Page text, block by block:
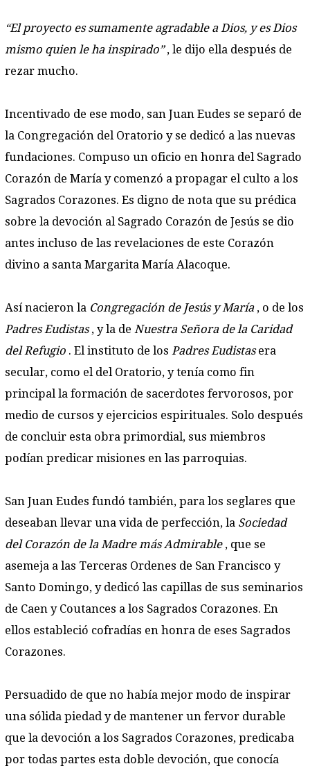
“El proyecto es sumamente agradable a Dios, y es Dios
mismo quien le ha inspirado”, le dijo ella después de
rezar mucho.
Incentivado de ese modo, san Juan Eudes se separó de
la Congregación del Oratorio y se dedicó a las nuevas
fundaciones. Compuso un oficio en honra del Sagrado
Corazón de María y comenzó a propagar el culto a los
Sagrados Corazones. Es digno de nota que su prédica
sobre la devoción al Sagrado Corazón de Jesús se dio
antes incluso de las revelaciones de este Corazón
divino a santa Margarita María Alacoque.
Así nacieron la Congregación de Jesús y María , o de los
Padres Eudistas, y la de Nuestra Señora de la Caridad
del Refugio . El instituto de los Padres Eudistasera
secular, como el del Oratorio, y tenía como fin
principal la formación de sacerdotes fervorosos, por
medio de cursos y ejercicios espirituales. Solo después
de concluir esta obra primordial, sus miembros
podían predicar misiones en las parroquias.
San Juan Eudes fundó también, para los seglares que
deseaban llevar una vida de perfección, la Sociedad
del Corazón de la Madre más Admirable , que se
asemeja a las Terceras Ordenes de San Francisco y
Santo Domingo, y dedicó las capillas de sus seminarios
de Caen y Coutances a los Sagrados Corazones. En
ellos estableció cofradías en honra de eses Sagrados
Corazones.
Persuadido de que no había mejor modo de inspirar
una sólida piedad y de mantener un fervor durable
que la devoción a los Sagrados Corazones, predicaba
por todas partes esta doble devoción, que conocía